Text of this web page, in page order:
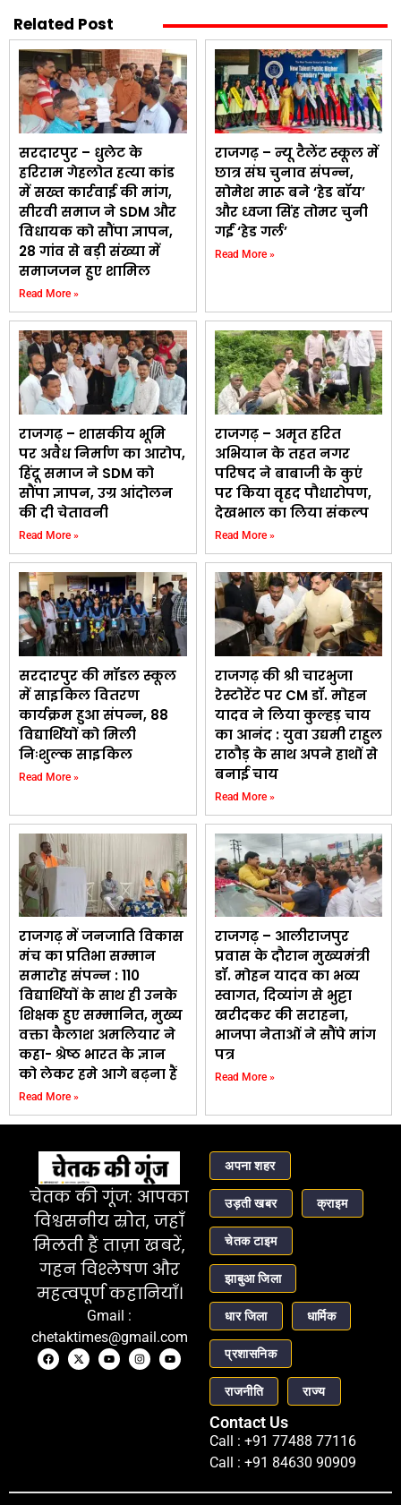
Related Post
सरदारपुर – धुलेट के
हरिराम गेहलोत हत्या कांड
में सख्त कार्रवाई की मांग,
सीरवी समाज ने SDM और
विधायक को सौंपा ज्ञापन,
28 गांव से बड़ी संख्या में
समाजजन हुए शामिल
Read More »
राजगढ़ – न्यू टैलेंट स्कूल में
छात्र संघ चुनाव संपन्न,
सोमेश मारू बने ‘हेड बॉय’
और ध्वजा सिंह तोमर चुनी
गईं ‘हेड गर्ल’
Read More »
राजगढ़ – शासकीय भूमि
पर अवैध निर्माण का आरोप,
हिंदू समाज ने SDM को
सौंपा ज्ञापन, उग्र आंदोलन
की दी चेतावनी
Read More »
राजगढ़ – अमृत हरित
अभियान के तहत नगर
परिषद ने बाबाजी के कुएं
पर किया वृहद पौधारोपण,
देखभाल का लिया संकल्प
Read More »
सरदारपुर की मॉडल स्कूल
में साइकिल वितरण
कार्यक्रम हुआ संपन्न, 88
विद्यार्थियों को मिली
निःशुल्क साइकिल
Read More »
राजगढ़ की श्री चारभुजा
रेस्टोरेंट पर CM डॉ. मोहन
यादव ने लिया कुल्हड़ चाय
का आनंद : युवा उद्यमी राहुल
राठौड़ के साथ अपने हाथों से
बनाई चाय
Read More »
राजगढ़ में जनजाति विकास
मंच का प्रतिभा सम्मान
समारोह संपन्न : 110
विद्यार्थियों के साथ ही उनके
शिक्षक हुए सम्मानित, मुख्य
वक्ता कैलाश अमलियार ने
कहा- श्रेष्ठ भारत के ज्ञान
को लेकर हमे आगे बढ़ना हैं
Read More »
राजगढ़ – आलीराजपुर
प्रवास के दौरान मुख्यमंत्री
डॉ. मोहन यादव का भव्य
स्वागत, दिव्यांग से भुट्टा
खरीदकर की सराहना,
भाजपा नेताओं ने सौंपे मांग
पत्र
Read More »
चेतक की गूंज: आपका
विश्वसनीय स्रोत, जहाँ
मिलती हैं ताज़ा खबरें,
गहन विश्लेषण और
महत्वपूर्ण कहानियाँ।
Gmail :
chetaktimes@gmail.com
अपना शहर
उड़ती खबर क्राइम
चेतक टाइम
झाबुआ जिला
धार जिला धार्मिक
प्रशासनिक
राजनीति राज्य
Contact Us
Call : +91 77488 77116
Call : +91 84630 90909